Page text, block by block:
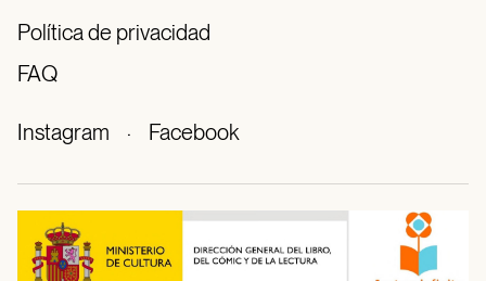
Política de privacidad
FAQ
Instagram · Facebook